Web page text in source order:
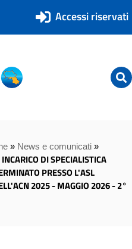
Accessi riservati
ASL Salerno
ASL Salerno
» News e comunicati»
DI SPECIALISTICA
PRESSO L'ASL
2025 - MAGGIO 2026 - 2°